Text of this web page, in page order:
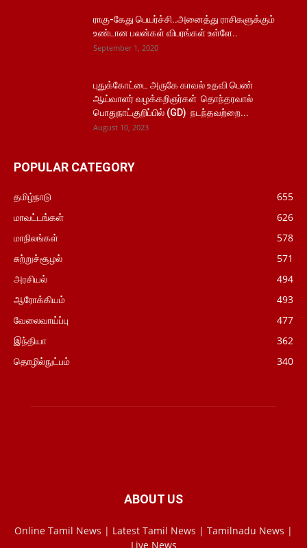
ராகு-கேது பெயர்ச்சி..அனைத்து ராசிகளுக்கும்
உண்டான பலன்கள் விபரங்கள் உள்ளே..
September 1, 2020
புதுக்கோட்டை அருகே காவல் உதவி பெண்
ஆய்வாளர் வழக்கறிஞர்கள் தொந்தரவால்
பொதுநாட்குறிப்பில் (GD) நடந்தவற்றை...
August 10, 2023
POPULAR CATEGORY
தமிழ்நாடு
655
மாவட்டங்கள்
626
மாநிலங்கள்
578
சுற்றுச்சூழல்
571
அரசியல்
494
ஆரோக்கியம்
493
வேலைவாய்ப்பு
477
இந்தியா
362
தொழில்நுட்பம்
340
ABOUT US
Online Tamil News | Latest Tamil News | Tamilnadu News |
Live News